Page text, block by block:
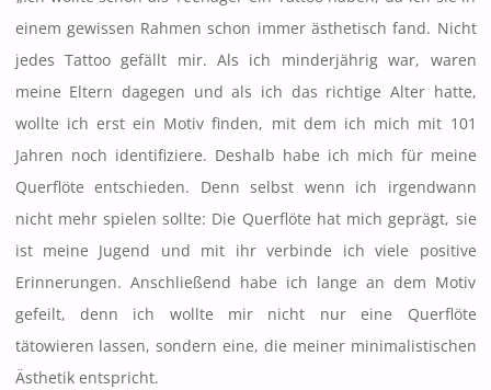
einem gewissen Rahmen schon immer ästhetisch fand. Nicht
jedes Tattoo gefällt mir. Als ich minderjährig war, waren
meine Eltern dagegen und als ich das richtige Alter hatte,
wollte ich erst ein Motiv finden, mit dem ich mich mit 101
Jahren noch identifiziere. Deshalb habe ich mich für meine
Querflöte entschieden. Denn selbst wenn ich irgendwann
nicht mehr spielen sollte: Die Querflöte hat mich geprägt, sie
ist meine Jugend und mit ihr verbinde ich viele positive
Erinnerungen. Anschließend habe ich lange an dem Motiv
gefeilt, denn ich wollte mir nicht nur eine Querflöte
tätowieren lassen, sondern eine, die meiner minimalistischen
Ästhetik entspricht.